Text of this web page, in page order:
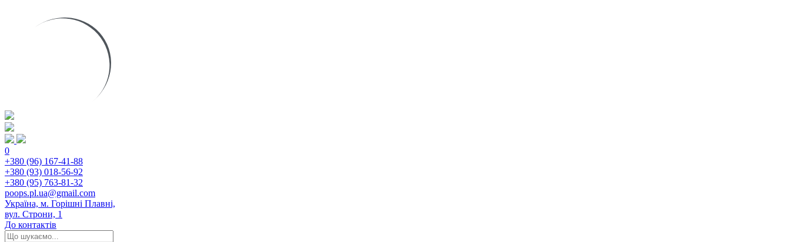
0
+380 (96) 167-41-88
+380 (93) 018-56-92
+380 (95) 763-81-32
poops.pl.ua@gmail.com
Україна, м. Горішні Плавні,
вул. Строни, 1
До контактів